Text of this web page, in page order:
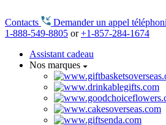
Contacts
Demander un appel
1-888-549-8805 or+1-857-284-1674
Assistant cadeau
Nos marques